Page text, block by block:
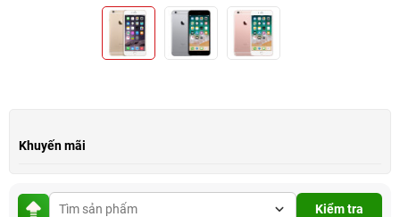
Khuyến mãi
Kiểm tra